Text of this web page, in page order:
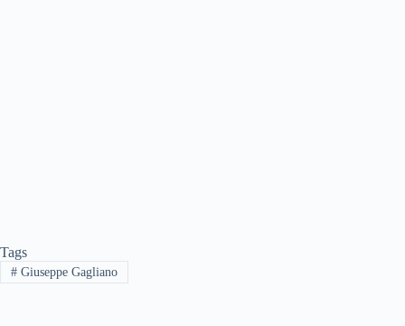
Tags
#Giuseppe Gagliano